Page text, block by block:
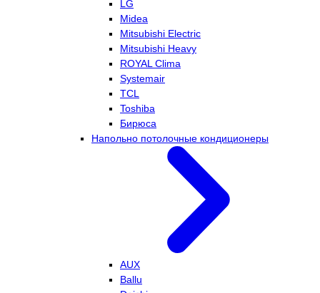
LG
Midea
Mitsubishi Electric
Mitsubishi Heavy
ROYAL Clima
Systemair
TCL
Toshiba
Бирюса
Напольно потолочные кондиционеры
AUX
Ballu